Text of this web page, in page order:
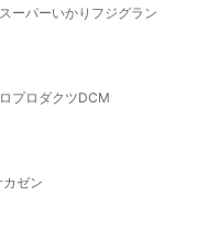
ーパーいかり フジグラン
プロダクツDCM
カゼン